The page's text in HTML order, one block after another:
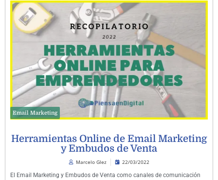
Email Marketing
Herramientas Online de Email Marketing
y Embudos de Venta
Marcelo Glez
22/03/2022
El Email Marketing y Embudos de Venta como canales de comunicación